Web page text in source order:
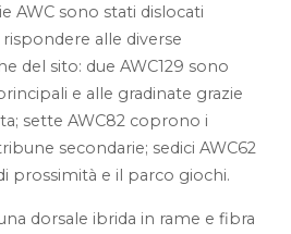
AWC sono stati dislocati
alle diverse
del sito: due AWC129 sono
e alle gradinate grazie
sette AWC82 coprono i
secondarie; sedici AWC62
prossimità e il parco giochi.
dorsale ibrida in rame e fibra